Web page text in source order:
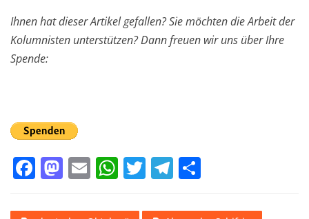
Ihnen hat dieser Artikel gefallen? Sie möchten die Arbeit der
Kolumnisten unterstützen? Dann freuen wir uns über Ihre
Spende:
F
c
M
st
E
ai
W
at
T
it
T
e le